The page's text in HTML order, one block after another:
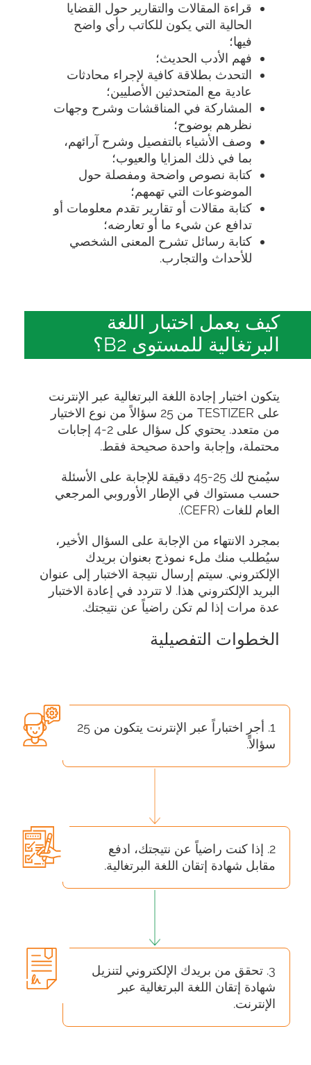
قراءة المقالات والتقارير حول القضايا
الحالية التي يكون للكاتب رأي واضح
فيها؛
فهم الأدب الحديث؛
التحدث بطلاقة كافية لإجراء محادثات
عادية مع المتحدثين الأصليين؛
المشاركة في المناقشات وشرح وجهات
نظرهم بوضوح؛
وصف الأشياء بالتفصيل وشرح آرائهم،
بما في ذلك المزايا والعيوب؛
كتابة نصوص واضحة ومفصلة حول
الموضوعات التي تهمهم؛
كتابة مقالات أو تقارير تقدم معلومات أو
تدافع عن شيء ما أو تعارضه؛
كتابة رسائل تشرح المعنى الشخصي
للأحداث والتجارب.
كيف يعمل اختبار اللغة
البرتغالية للمستوى B2؟
يتكون اختبار إجادة اللغة البرتغالية عبر الإنترنت
على TESTIZER من 25 سؤالاً من نوع الاختيار
من متعدد. يحتوي كل سؤال على 2-4 إجابات
محتملة، وإجابة واحدة صحيحة فقط.
سيُمنح لك 25-45 دقيقة للإجابة على الأسئلة
حسب مستواك في الإطار الأوروبي المرجعي
العام للغات (CEFR).
بمجرد الانتهاء من الإجابة على السؤال الأخير،
سيُطلب منك ملء نموذج بعنوان بريدك
الإلكتروني. سيتم إرسال نتيجة الاختبار إلى عنوان
البريد الإلكتروني هذا. لا تتردد في إعادة الاختبار
عدة مرات إذا لم تكن راضياً عن نتيجتك.
الخطوات التفصيلية
1. أجرِ اختباراً عبر الإنترنت يتكون من 25
سؤالاً.
2. إذا كنت راضياً عن نتيجتك، ادفع
مقابل شهادة إتقان اللغة البرتغالية.
3. تحقق من بريدك الإلكتروني لتنزيل
شهادة إتقان اللغة البرتغالية عبر
الإنترنت.